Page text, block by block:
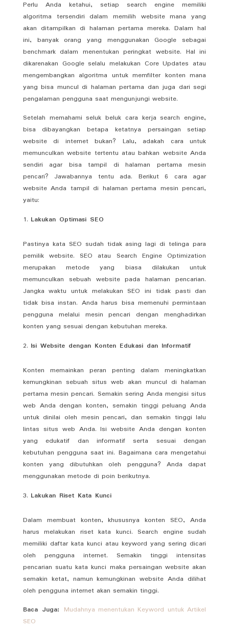
Perlu Anda ketahui, setiap search engine memiliki
algoritma tersendiri dalam memilih website mana yang
akan ditampilkan di halaman pertama mereka. Dalam hal
ini, banyak orang yang menggunakan Google sebagai
benchmark dalam menentukan peringkat website. Hal ini
dikarenakan Google selalu melakukan Core Updates atau
mengembangkan algoritma untuk memfilter konten mana
yang bisa muncul di halaman pertama dan juga dari segi
pengalaman pengguna saat mengunjungi website.
Setelah memahami seluk beluk cara kerja search engine,
bisa dibayangkan betapa ketatnya persaingan setiap
website di internet bukan? Lalu, adakah cara untuk
memunculkan website tertentu atau bahkan website Anda
sendiri agar bisa tampil di halaman pertama mesin
pencari? Jawabannya tentu ada. Berikut 6 cara agar
website Anda tampil di halaman pertama mesin pencari,
yaitu:
Lakukan Optimasi SEO
Pastinya kata SEO sudah tidak asing lagi di telinga para
pemilik website. SEO atau Search Engine Optimization
merupakan metode yang biasa dilakukan untuk
memunculkan sebuah website pada halaman pencarian.
Jangka waktu untuk melakukan SEO ini tidak pasti dan
tidak bisa instan. Anda harus bisa memenuhi permintaan
pengguna melalui mesin pencari dengan menghadirkan
konten yang sesuai dengan kebutuhan mereka.
Isi Website dengan Konten Edukasi dan Informatif
Konten memainkan peran penting dalam meningkatkan
kemungkinan sebuah situs web akan muncul di halaman
pertama mesin pencari. Semakin sering Anda mengisi situs
web Anda dengan konten, semakin tinggi peluang Anda
untuk dinilai oleh mesin pencari, dan semakin tinggi lalu
lintas situs web Anda. Isi website Anda dengan konten
yang edukatif dan informatif serta sesuai dengan
kebutuhan pengguna saat ini. Bagaimana cara mengetahui
konten yang dibutuhkan oleh pengguna? Anda dapat
menggunakan metode di poin berikutnya.
Lakukan Riset Kata Kunci
Dalam membuat konten, khususnya konten SEO, Anda
harus melakukan riset kata kunci. Search engine sudah
memiliki daftar kata kunci atau keyword yang sering dicari
oleh pengguna internet. Semakin tinggi intensitas
pencarian suatu kata kunci maka persaingan website akan
semakin ketat, namun kemungkinan website Anda dilihat
oleh pengguna internet akan semakin tinggi.
Baca Juga: Mudahnya menentukan Keyword untuk Artikel
SEO